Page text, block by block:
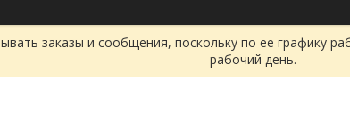
заказы и сообщения, поскольку по ее графику
рабочий день.